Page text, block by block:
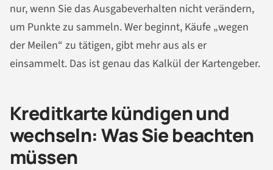
nur, wenn Sie das Ausgabeverhalten nicht verändern,
um Punkte zu sammeln. Wer beginnt, Käufe „wegen
der Meilen“ zu tätigen, gibt mehr aus als er
einsammelt. Das ist genau das Kalkül der Kartengeber.
Kreditkarte kündigen und
wechseln: Was Sie beachten
müssen